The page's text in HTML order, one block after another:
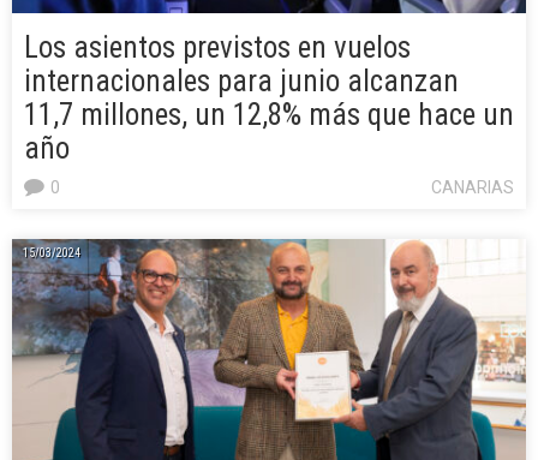
Los asientos previstos en vuelos
internacionales para junio alcanzan
11,7 millones, un 12,8% más que hace un
año
CANARIAS
0
15/03/2024